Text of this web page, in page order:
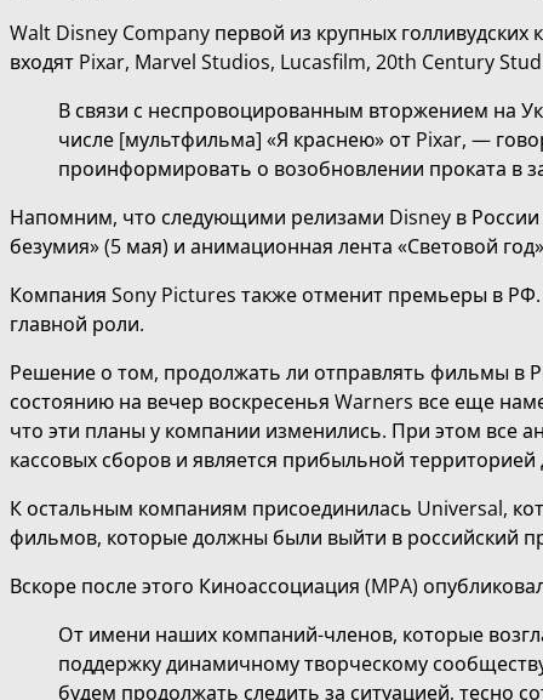
Walt Disney Company первой из крупных
входят Pixar, Marvel Studios, Lucasfilm, 20th Century
В связи с неспровоцированным вторжением на
числе [мультфильма] «Я краснею» от Pixar, —
проинформировать о возобновлении проката в
Напомним, что следующими релизами Disney в
безумия» (5 мая) и анимационная лента «Световой
Компания Sony Pictures также отменит премьеры в
главной роли.
Решение о том, продолжать ли отправлять фильмы в
состоянию на вечер воскресенья Warners все еще
что эти планы у компании изменились. При этом все
кассовых сборов и является прибыльной территорией
К остальным компаниям присоединилась Universal,
фильмов, которые должны были выйти в российский
Вскоре после этого Киноассоциация (MPA)
От имени наших компаний-членов, которые
поддержку динамичному творческому
будем продолжать следить за ситуацией, тесно